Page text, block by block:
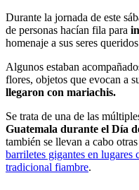
Durante la jornada de este
de personas hacían fila para
homenaje a sus seres
Algunos estaban
flores, objetos que evocan a
llegaron con mariachis.
Se trata de una de las
Guatemala durante el Día
también se llevan a cabo
barriletes gigantes en lugares
tradicional fiambre.